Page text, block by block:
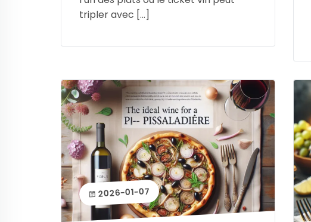
tripler avec […]
2026-01-07